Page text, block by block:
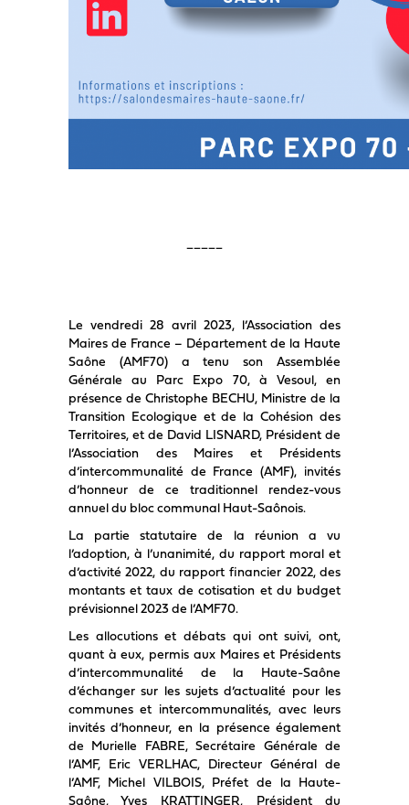
Le vendredi 28 avril 2023, l’Association des
Maires de France – Département de la Haute
Saône (AMF70) a tenu son Assemblée
Générale au Parc Expo 70, à Vesoul, en
présence de Christophe BECHU, Ministre de la
Transition Ecologique et de la Cohésion des
Territoires, et de David LISNARD, Président de
l’Association des Maires et Présidents
d’intercommunalité de France (AMF), invités
d’honneur de ce traditionnel rendez-vous
annuel du bloc communal Haut-Saônois.
La partie statutaire de la réunion a vu
l’adoption, à l’unanimité, du rapport moral et
d’activité 2022, du rapport financier 2022, des
montants et taux de cotisation et du budget
prévisionnel 2023 de l’AMF70.
Les allocutions et débats qui ont suivi, ont,
quant à eux, permis aux Maires et Présidents
d’intercommunalité de la Haute-Saône
d’échanger sur les sujets d’actualité pour les
communes et intercommunalités, avec leurs
invités d’honneur, en la présence également
de Murielle FABRE, Secrétaire Générale de
l’AMF, Eric VERLHAC, Directeur Général de
l’AMF, Michel VILBOIS, Préfet de la Haute-
Saône, Yves KRATTINGER, Président du